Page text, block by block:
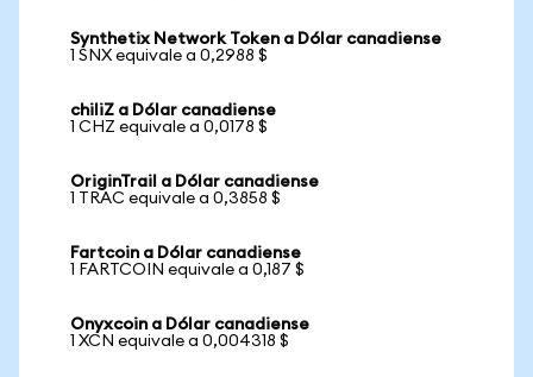
Synthetix Network Token a Dólar canadiense
1 SNX equivale a 0,2988 $
chiliZ a Dólar canadiense
1 CHZ equivale a 0,0178 $
OriginTrail a Dólar canadiense
1 TRAC equivale a 0,3858 $
Fartcoin a Dólar canadiense
1 FARTCOIN equivale a 0,187 $
Onyxcoin a Dólar canadiense
1 XCN equivale a 0,004318 $